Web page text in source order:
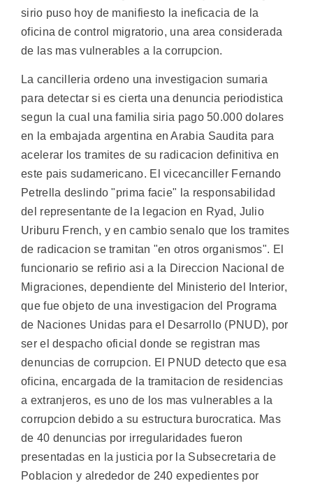
sirio puso hoy de manifiesto la ineficacia de la
oficina de control migratorio, una area considerada
de las mas vulnerables a la corrupcion.
La cancilleria ordeno una investigacion sumaria
para detectar si es cierta una denuncia periodistica
segun la cual una familia siria pago 50.000 dolares
en la embajada argentina en Arabia Saudita para
acelerar los tramites de su radicacion definitiva en
este pais sudamericano. El vicecanciller Fernando
Petrella deslindo "prima facie" la responsabilidad
del representante de la legacion en Ryad, Julio
Uriburu French, y en cambio senalo que los tramites
de radicacion se tramitan "en otros organismos". El
funcionario se refirio asi a la Direccion Nacional de
Migraciones, dependiente del Ministerio del Interior,
que fue objeto de una investigacion del Programa
de Naciones Unidas para el Desarrollo (PNUD), por
ser el despacho oficial donde se registran mas
denuncias de corrupcion. El PNUD detecto que esa
oficina, encargada de la tramitacion de residencias
a extranjeros, es uno de los mas vulnerables a la
corrupcion debido a su estructura burocratica. Mas
de 40 denuncias por irregularidades fueron
presentadas en la justicia por la Subsecretaria de
Poblacion y alrededor de 240 expedientes por